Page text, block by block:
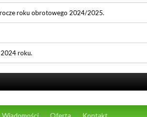
roku obrotowego 2024/2025.
roku.
Wiadomości Oferta Kontakt